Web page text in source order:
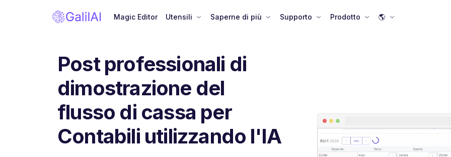
Magic Editor Utensili Saperne di più Supporto Prodotto 🌎
Post professionali di
dimostrazione del
flusso di cassa per
Contabili utilizzando l'IA